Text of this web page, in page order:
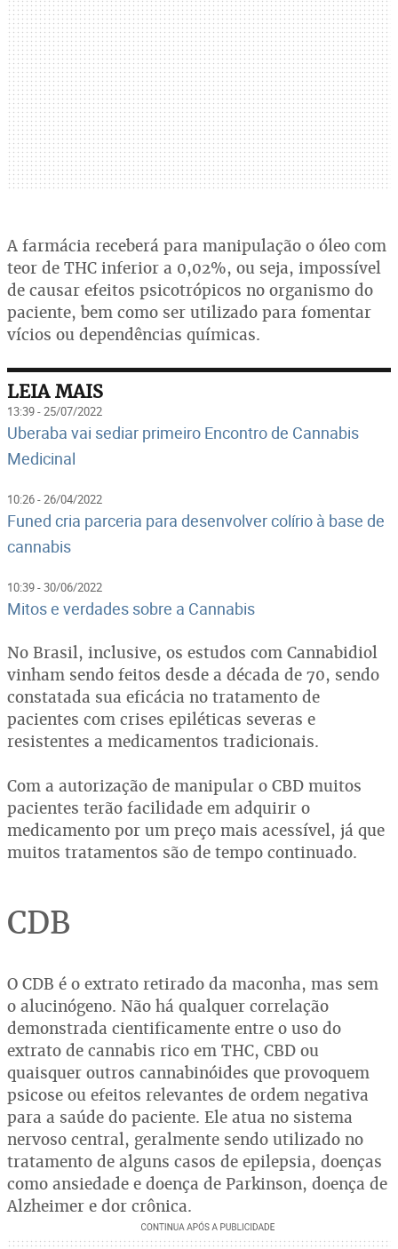
A farmácia receberá para manipulação o óleo com
teor de THC inferior a 0,02%, ou seja, impossível
de causar efeitos psicotrópicos no organismo do
paciente, bem como ser utilizado para fomentar
vícios ou dependências químicas.
LEIA MAIS
13:39 - 25/07/2022
Uberaba vai sediar primeiro Encontro de Cannabis
Medicinal
10:26 - 26/04/2022
Funed cria parceria para desenvolver colírio à base de
cannabis
10:39 - 30/06/2022
Mitos e verdades sobre a Cannabis
No Brasil, inclusive, os estudos com Cannabidiol
vinham sendo feitos desde a década de 70, sendo
constatada sua eficácia no tratamento de
pacientes com crises epiléticas severas e
resistentes a medicamentos tradicionais.
Com a autorização de manipular o CBD muitos
pacientes terão facilidade em adquirir o
medicamento por um preço mais acessível, já que
muitos tratamentos são de tempo continuado.
CDB
O CDB é o extrato retirado da maconha, mas sem
o alucinógeno. Não há qualquer correlação
demonstrada cientificamente entre o uso do
extrato de cannabis rico em THC, CBD ou
quaisquer outros cannabinóides que provoquem
psicose ou efeitos relevantes de ordem negativa
para a saúde do paciente. Ele atua no sistema
nervoso central, geralmente sendo utilizado no
tratamento de alguns casos de epilepsia, doenças
como ansiedade e doença de Parkinson, doença de
Alzheimer e dor crônica.